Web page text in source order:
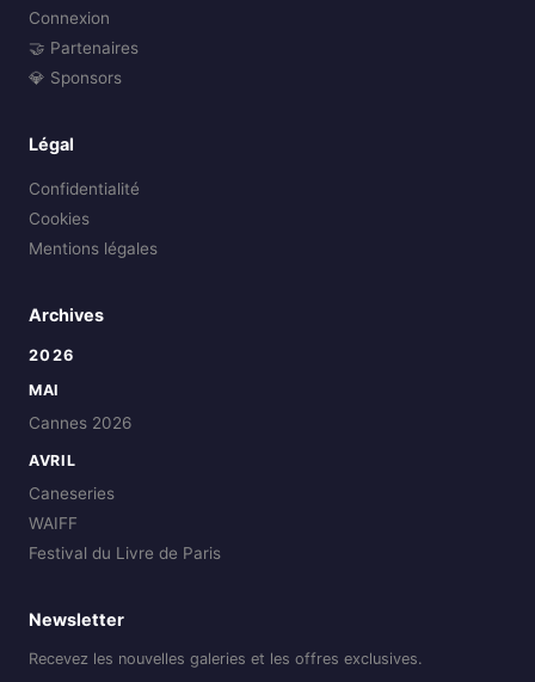
Connexion
🤝 Partenaires
💎 Sponsors
Légal
Confidentialité
Cookies
Mentions légales
Archives
2026
MAI
Cannes 2026
AVRIL
Caneseries
WAIFF
Festival du Livre de Paris
Newsletter
Recevez les nouvelles galeries et les offres exclusives.